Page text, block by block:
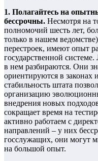
1. Полагайтесь на
бессрочны. Несмотря на
полномочий шесть лет,
только в нашем
перестроек, имеют опыт
государственной
в нем разбираются. Они
ориентируются в законах
стабильность штата
организацию
внедрения новых
сокращает время на
активно работаем с
направлений – у них
госслужащих, они могут
на большой опыт.